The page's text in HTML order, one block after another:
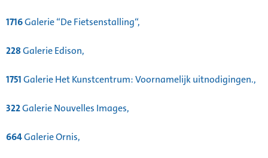
1716Galerie “De Fietsenstalling“,
228Galerie Edison,
1751Galerie Het Kunstcentrum: Voornamelijk uitnodigingen.,
322Galerie Nouvelles Images,
664Galerie Ornis,